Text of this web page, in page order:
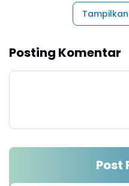
Posting Komentar
Post